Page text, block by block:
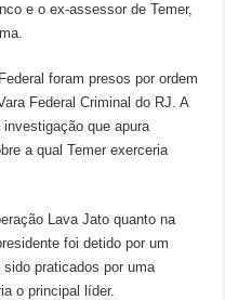
e o ex-assessor de Temer,
foram presos por ordem
Federal Criminal do RJ. A
que apura
a qual Temer exerceria
Lava Jato quanto na
foi detido por um
praticados por uma
o principal líder.